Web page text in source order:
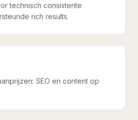
technisch consistente
rich results.
SEO en content op